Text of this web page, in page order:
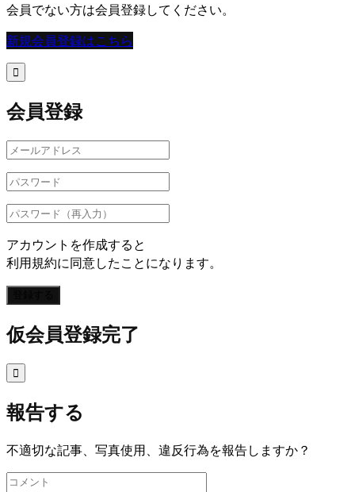
会員でない方は会員登録してください。
新規会員登録はこちら

会員登録
アカウントを作成すると
利用規約に同意したことになります。
仮会員登録完了

報告する
不適切な記事、写真使用、違反行為を報告しますか？